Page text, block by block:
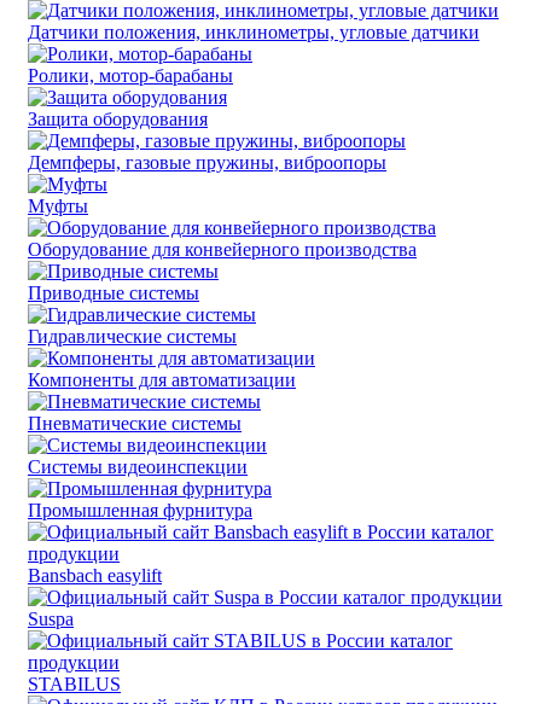
Датчики положения, инклинометры, угловые датчики
Ролики, мотор-барабаны
Защита оборудования
Демпферы, газовые пружины, виброопоры
Муфты
Оборудование для конвейерного производства
Приводные системы
Гидравлические системы
Компоненты для автоматизации
Пневматические системы
Системы видеоинспекции
Промышленная фурнитура
Bansbach easylift
Suspa
STABILUS